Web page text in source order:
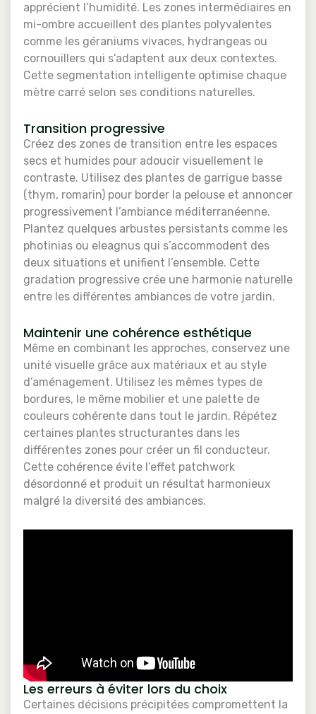
apprécient l’humidité. Les zones intermédiaires en
mi-ombre accueillent des plantes polyvalentes
comme les géraniums vivaces, hydrangeas ou
cornouillers qui s’adaptent aux deux contextes.
Cette segmentation intelligente optimise chaque
mètre carré selon ses conditions naturelles.
Transition progressive
Créez des zones de transition entre les espaces
secs et humides pour adoucir visuellement le
contraste. Utilisez des plantes de garrigue basse
(thym, romarin) pour border la pelouse et annoncer
progressivement l’ambiance méditerranéenne.
Plantez quelques arbustes persistants comme les
photinias ou eleagnus qui s’accommodent des
deux situations et unifient l’ensemble. Cette
gradation progressive crée une harmonie naturelle
entre les différentes ambiances de votre jardin.
Maintenir une cohérence esthétique
Même en combinant les approches, conservez une
unité visuelle grâce aux matériaux et au style
d’aménagement. Utilisez les mêmes types de
bordures, le même mobilier et une palette de
couleurs cohérente dans tout le jardin. Répétez
certaines plantes structurantes dans les
différentes zones pour créer un fil conducteur.
Cette cohérence évite l’effet patchwork
désordonné et produit un résultat harmonieux
malgré la diversité des ambiances.
Les erreurs à éviter lors du choix
Certaines décisions précipitées compromettent la